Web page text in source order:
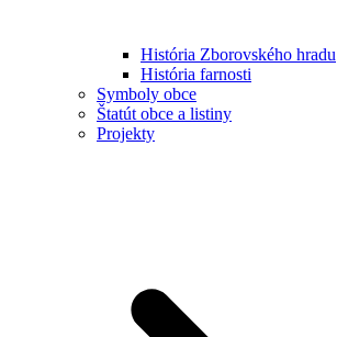
História Zborovského hradu
História farnosti
Symboly obce
Štatút obce a listiny
Projekty